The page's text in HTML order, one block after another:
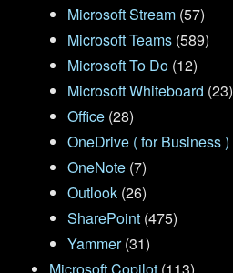
Microsoft Stream (57)
Microsoft Teams (589)
Microsoft To Do (12)
Microsoft Whiteboard (23)
Office (28)
OneDrive ( for Business )
OneNote (7)
Outlook (26)
SharePoint (475)
Yammer(31)